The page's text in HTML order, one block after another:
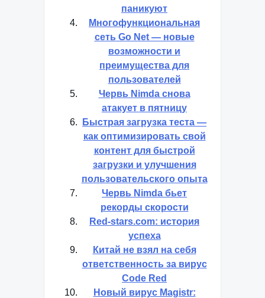
паникуют
Многофункциональная
сеть Go Net — новые
возможности и
преимущества для
пользователей
Червь Nimda снова
атакует в пятницу
Быстрая загрузка теста —
как оптимизировать свой
контент для быстрой
загрузки и улучшения
пользовательского опыта
Червь Nimda бьет
рекорды скорости
Red-stars.сom: история
успеха
Китай не взял на себя
ответственность за вирус
Code Red
Новый вирус Magistr: